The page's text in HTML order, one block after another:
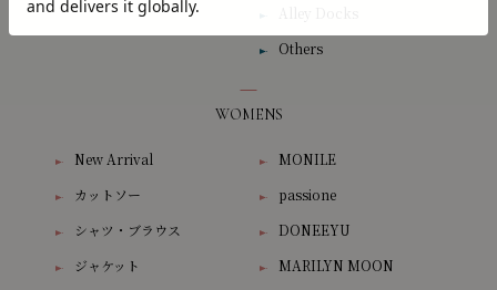
Others
WOMENS
New Arrival
カットソー
シャツ・ブラウス
ジャケット
MONILE
passione
DONEEYU
MARILYN MOON